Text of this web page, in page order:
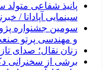
سینمایی آپادانا /
سومین جشنواره
و مهندسی پرتو
زنان نقال؛ صدای
برشی از سخنرانی